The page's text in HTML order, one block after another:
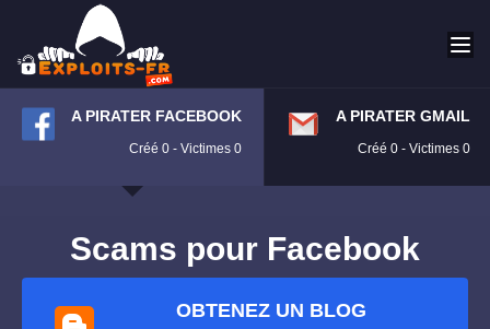
A PIRATER FACEBOOK
Créé 0 - Victimes 0
A PIRATER GMAIL
Créé 0 - Victimes 0
Scams pour Facebook
OBTENEZ UN BLOG